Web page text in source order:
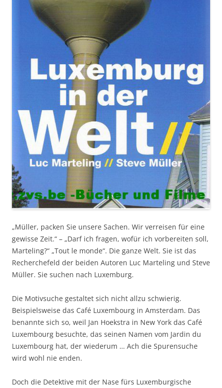
„Müller, packen Sie unsere Sachen. Wir verreisen für eine
gewisse Zeit.“ – „Darf ich fragen, wofür ich vorbereiten soll,
Marteling?“ „Tout le monde“. Die ganze Welt. Sie ist das
Recherchefeld der beiden Autoren Luc Marteling und Steve
Müller. Sie suchen nach Luxemburg.
Die Motivsuche gestaltet sich nicht allzu schwierig.
Beispielsweise das Café Luxembourg in Amsterdam. Das
benannte sich so, weil Jan Hoekstra in New York das Café
Luxembourg besuchte, das seinen Namen vom Jardin du
Luxembourg hat, der wiederum … Ach die Spurensuche
wird wohl nie enden.
Doch die Detektive mit der Nase fürs Luxemburgische